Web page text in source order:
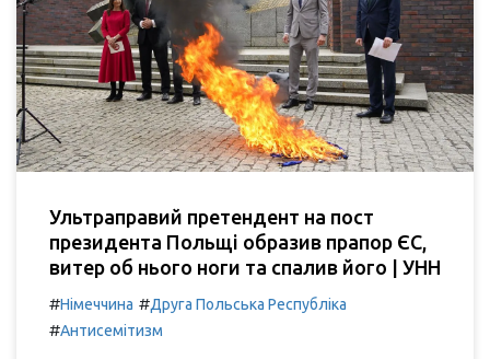
Ультраправий претендент на пост
президента Польщі образив прапор ЄС,
витер об нього ноги та спалив його | УНН
#Німеччина #Друга Польська Республіка
#Антисемітизм